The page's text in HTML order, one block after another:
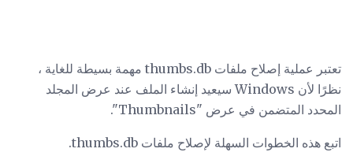
تعتبر عملية إصلاح ملفات thumbs.db مهمة بسيطة للغاية ،
نظرًا لأن Windows سيعيد إنشاء الملف عند عرض المجلد
المحدد المتضمن في عرض "Thumbnails".
اتبع هذه الخطوات السهلة لإصلاح ملفات thumbs.db.